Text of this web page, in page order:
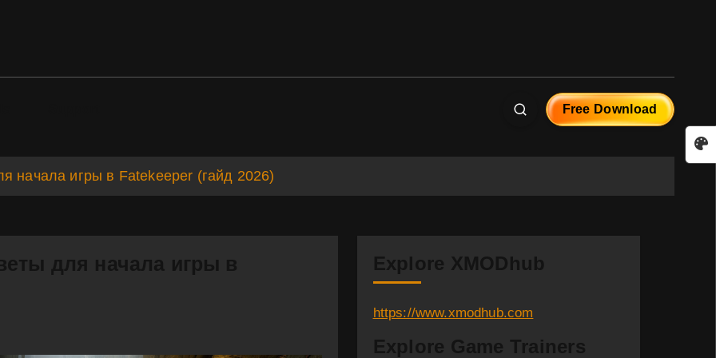
Free Download
начала игры в Fatekeeper (гайд 2026)
для начала игры в
Explore XMODhub
https://www.xmodhub.com
Explore Game Trainers